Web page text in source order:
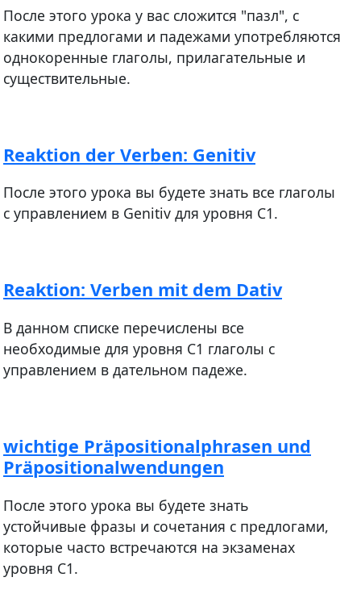
После этого урока у вас сложится "пазл", с
какими предлогами и падежами употребляются
однокоренные глаголы, прилагательные и
существительные.
Reaktion der Verben: Genitiv
После этого урока вы будете знать все глаголы
с управлением в Genitiv для уровня С1.
Reaktion: Verben mit dem Dativ
В данном списке перечислены все
необходимые для уровня С1 глаголы с
управлением в дательном падеже.
wichtige Präpositionalphrasen und
Präpositionalwendungen
После этого урока вы будете знать
устойчивые фразы и сочетания с предлогами,
которые часто встречаются на экзаменах
уровня С1.